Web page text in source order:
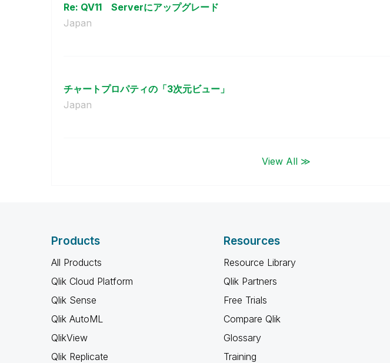
Re: QV11 Serverにアップグレード
Japan
チャートプロパティの「3次元ビュー」
Japan
View All ≫
Products
All Products
Qlik Cloud Platform
Qlik Sense
Qlik AutoML
QlikView
Qlik Replicate
Resources
Resource Library
Qlik Partners
Free Trials
Compare Qlik
Glossary
Training